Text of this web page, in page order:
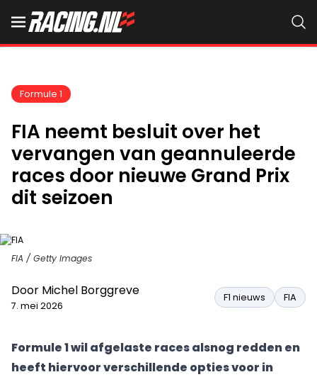
Formule 1
FIA neemt besluit over het
vervangen van geannuleerde
races door nieuwe Grand Prix
dit seizoen
FIA / Getty Images
Door Michel Borggreve
7. mei 2026
F1 nieuws FIA
Formule 1 wil afgelaste races alsnog redden en
heeft hiervoor verschillende opties voor in